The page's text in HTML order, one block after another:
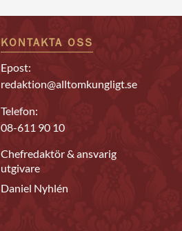
KONTAKTA OSS
Epost:
redaktion@alltomkungligt.se
Telefon:
08-611 90 10
Chefredaktör & ansvarig
utgivare
Daniel Nyhlén